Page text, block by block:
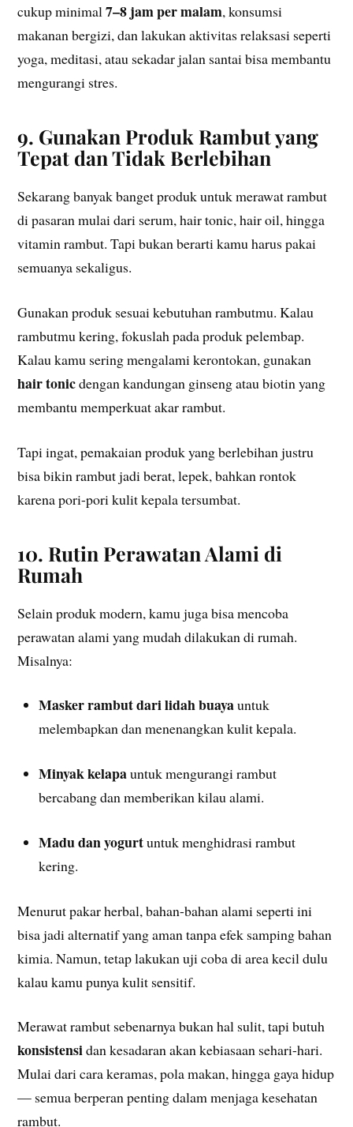
cukup minimal7–8 jam per malam, konsumsi
makanan bergizi, dan lakukan aktivitas relaksasi seperti
yoga, meditasi, atau sekadar jalan santai bisa membantu
mengurangi stres.
9. Gunakan Produk Rambut yang
Tepat dan Tidak Berlebihan
Sekarang banyak banget produk untuk merawat rambut
di pasaran mulai dari serum, hair tonic, hair oil, hingga
vitamin rambut. Tapi bukan berarti kamu harus pakai
semuanya sekaligus.
Gunakan produk sesuai kebutuhan rambutmu. Kalau
rambutmu kering, fokuslah pada produk pelembap.
Kalau kamu sering mengalami kerontokan, gunakan
hair tonicdengan kandungan ginseng atau biotin yang
membantu memperkuat akar rambut.
Tapi ingat, pemakaian produk yang berlebihan justru
bisa bikin rambut jadi berat, lepek, bahkan rontok
karena pori-pori kulit kepala tersumbat.
10. Rutin Perawatan Alami di
Rumah
Selain produk modern, kamu juga bisa mencoba
perawatan alami yang mudah dilakukan di rumah.
Misalnya:
Masker rambut dari lidah buayauntuk
melembapkan dan menenangkan kulit kepala.
Minyak kelapauntuk mengurangi rambut
bercabang dan memberikan kilau alami.
Madu dan yogurtuntuk menghidrasi rambut
kering.
Menurut pakar herbal, bahan-bahan alami seperti ini
bisa jadi alternatif yang aman tanpa efek samping bahan
kimia. Namun, tetap lakukan uji coba di area kecil dulu
kalau kamu punya kulit sensitif.
Merawat rambut sebenarnya bukan hal sulit, tapi butuh
konsistensidan kesadaran akan kebiasaan sehari-hari.
Mulai dari cara keramas, pola makan, hingga gaya hidup
— semua berperan penting dalam menjaga kesehatan
rambut.